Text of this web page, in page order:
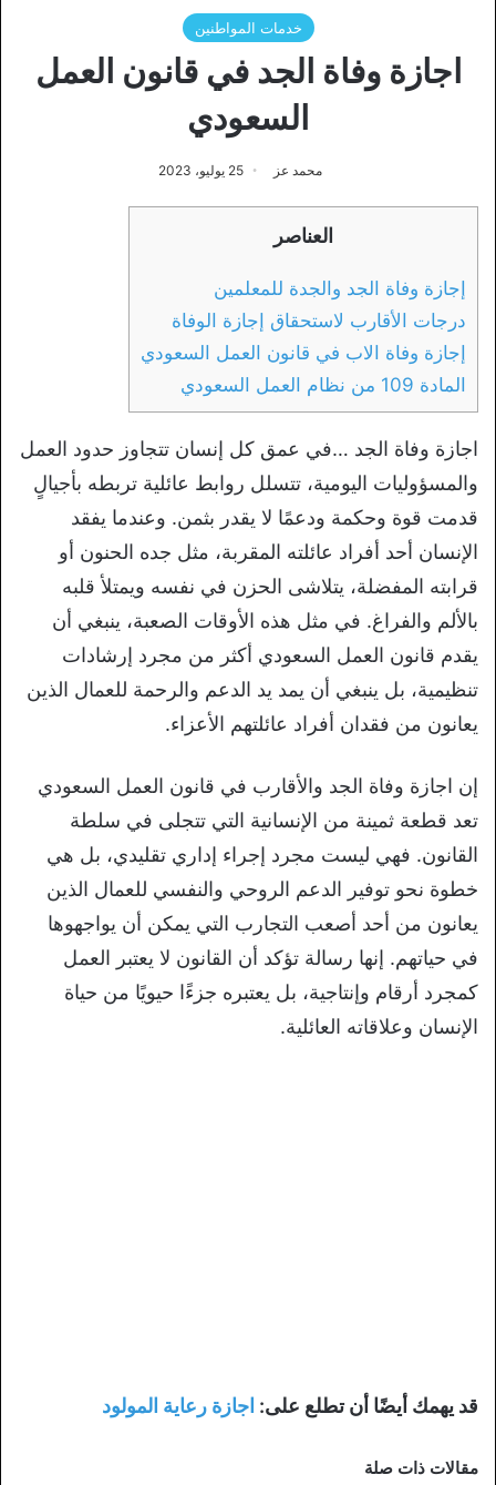
خدمات المواطنين
اجازة وفاة الجد في قانون العمل
السعودي
محمد عز 25 يوليو، 2023
العناصر
إجازة وفاة الجد والجدة للمعلمين
درجات الأقارب لاستحقاق إجازة الوفاة
إجازة وفاة الاب في قانون العمل السعودي
المادة 109 من نظام العمل السعودي
اجازة وفاة الجد …في عمق كل إنسان تتجاوز حدود العمل
والمسؤوليات اليومية، تتسلل روابط عائلية تربطه بأجيالٍ
قدمت قوة وحكمة ودعمًا لا يقدر بثمن. وعندما يفقد
الإنسان أحد أفراد عائلته المقربة، مثل جده الحنون أو
قرابته المفضلة، يتلاشى الحزن في نفسه ويمتلأ قلبه
بالألم والفراغ. في مثل هذه الأوقات الصعبة، ينبغي أن
يقدم قانون العمل السعودي أكثر من مجرد إرشادات
تنظيمية، بل ينبغي أن يمد يد الدعم والرحمة للعمال الذين
يعانون من فقدان أفراد عائلتهم الأعزاء.
إن اجازة وفاة الجد والأقارب في قانون العمل السعودي
تعد قطعة ثمينة من الإنسانية التي تتجلى في سلطة
القانون. فهي ليست مجرد إجراء إداري تقليدي، بل هي
خطوة نحو توفير الدعم الروحي والنفسي للعمال الذين
يعانون من أحد أصعب التجارب التي يمكن أن يواجهوها
في حياتهم. إنها رسالة تؤكد أن القانون لا يعتبر العمل
كمجرد أرقام وإنتاجية، بل يعتبره جزءًا حيويًا من حياة
الإنسان وعلاقاته العائلية.
قد يهمك أيضًا أن تطلع على: اجازة رعاية المولود
مقالات ذات صلة